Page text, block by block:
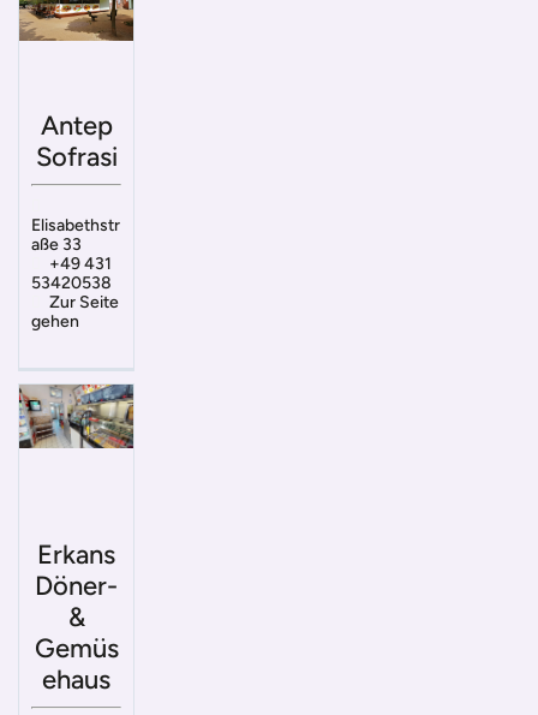
Antep
Sofrasi
Elisabethstr
aße 33
+49 431
53420538
Zur Seite
gehen
Erkans
Döner-
&
Gemüs
ehaus